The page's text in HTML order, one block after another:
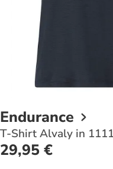
Endurance
T-Shirt Alvaly in
29,95 €